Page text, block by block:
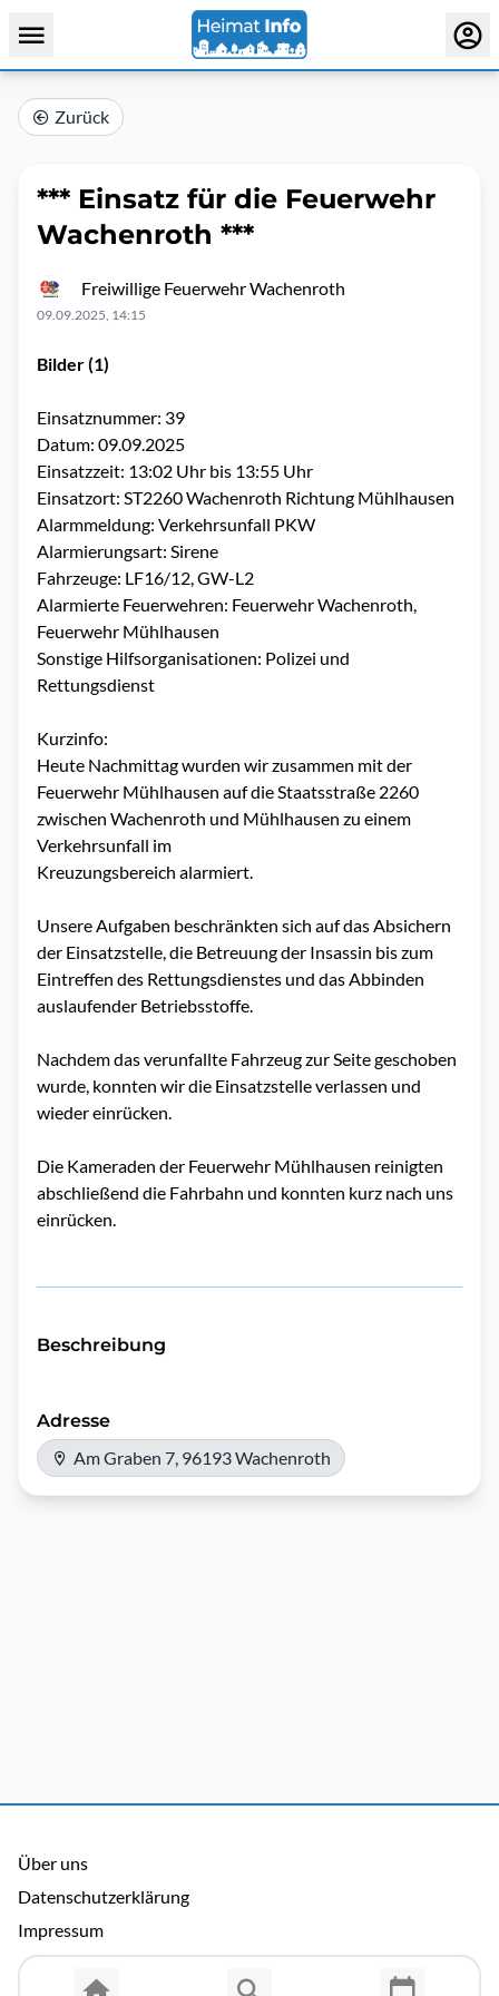
Zurück
*** Einsatz für die Feuerwehr
Wachenroth ***
Freiwillige Feuerwehr Wachenroth
09.09.2025, 14:15
Bilder (1)
Einsatznummer: 39
Datum: 09.09.2025
Einsatzzeit: 13:02 Uhr bis 13:55 Uhr
Einsatzort: ST2260 Wachenroth Richtung Mühlhausen
Alarmmeldung: Verkehrsunfall PKW
Alarmierungsart: Sirene
Fahrzeuge: LF16/12, GW-L2
Alarmierte Feuerwehren: Feuerwehr Wachenroth,
Feuerwehr Mühlhausen
Sonstige Hilfsorganisationen: Polizei und
Rettungsdienst
Kurzinfo:
Heute Nachmittag wurden wir zusammen mit der
Feuerwehr Mühlhausen auf die Staatsstraße 2260
zwischen Wachenroth und Mühlhausen zu einem
Verkehrsunfall im
Kreuzungsbereich alarmiert.
Unsere Aufgaben beschränkten sich auf das Absichern
der Einsatzstelle, die Betreuung der Insassin bis zum
Eintreffen des Rettungsdienstes und das Abbinden
auslaufender Betriebsstoffe.
Nachdem das verunfallte Fahrzeug zur Seite geschoben
wurde, konnten wir die Einsatzstelle verlassen und
wieder einrücken.
Die Kameraden der Feuerwehr Mühlhausen reinigten
abschließend die Fahrbahn und konnten kurz nach uns
einrücken.
Beschreibung
Adresse
Am Graben 7, 96193 Wachenroth
Über uns
Datenschutzerklärung
Impressum
Allgemeine Nutzungsbedingungen